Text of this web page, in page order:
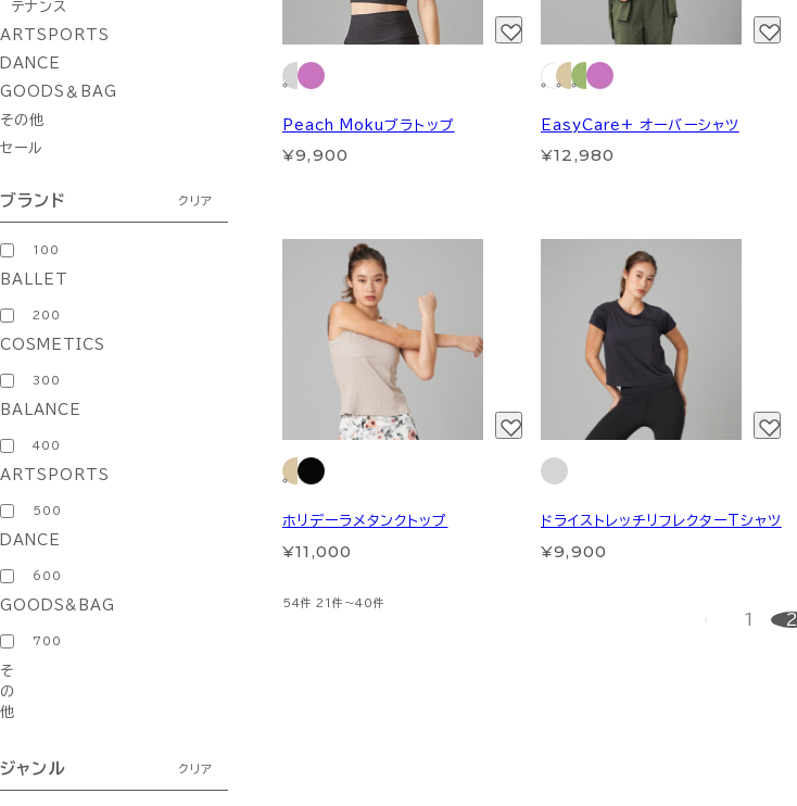
テナンス
ARTSPORTS
DANCE
GOODS＆BAG
その他
セール
ブランド クリア
100
BALLET
200
COSMETICS
300
BALANCE
400
ARTSPORTS
500
DANCE
600
GOODS&BAG
700
そ
の
他
ジャンル クリア
Peach Mokuブラトップ
¥9,900
EasyCare+ オーバーシャツ
¥12,980
ホリデーラメタンクトップ
¥11,000
ドライストレッチリフレクターTシャツ
¥9,900
54件 21件～40件
1 2